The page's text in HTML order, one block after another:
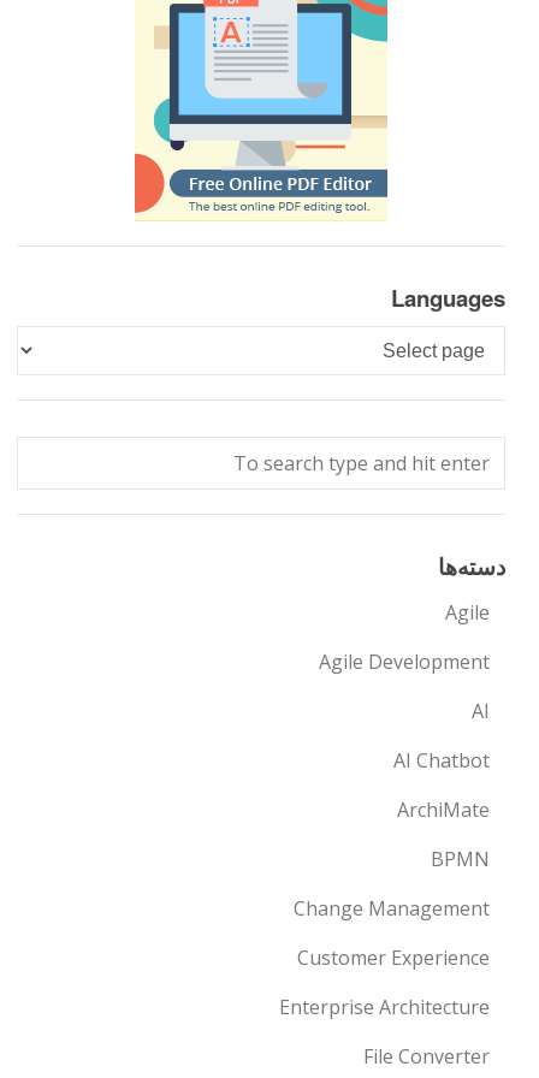
Languages
Languages
دسته‌ها
Agile
Agile Development
AI
AI Chatbot
ArchiMate
BPMN
Change Management
Customer Experience
Enterprise Architecture
File Converter